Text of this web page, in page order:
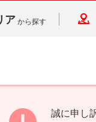
ア から探す
誠に申し